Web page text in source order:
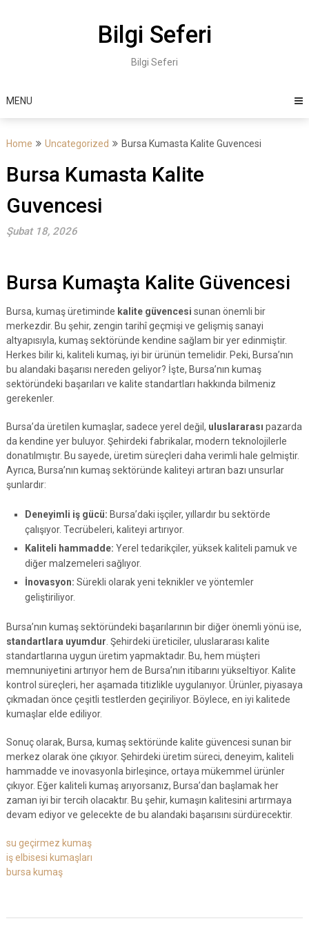
Bilgi Seferi
Bilgi Seferi
MENU
Home Uncategorized Bursa Kumasta Kalite Guvencesi
Bursa Kumasta Kalite
Guvencesi
Şubat 18, 2026
Bursa Kumaşta Kalite Güvencesi
Bursa, kumaş üretiminde kalite güvencesi sunan önemli bir
merkezdir. Bu şehir, zengin tarihî geçmişi ve gelişmiş sanayi
altyapısıyla, kumaş sektöründe kendine sağlam bir yer edinmiştir.
Herkes bilir ki, kaliteli kumaş, iyi bir ürünün temelidir. Peki, Bursa’nın
bu alandaki başarısı nereden geliyor? İşte, Bursa’nın kumaş
sektöründeki başarıları ve kalite standartları hakkında bilmeniz
gerekenler.
Bursa’da üretilen kumaşlar, sadece yerel değil, uluslararası pazarda
da kendine yer buluyor. Şehirdeki fabrikalar, modern teknolojilerle
donatılmıştır. Bu sayede, üretim süreçleri daha verimli hale gelmiştir.
Ayrıca, Bursa’nın kumaş sektöründe kaliteyi artıran bazı unsurlar
şunlardır:
Deneyimli iş gücü: Bursa’daki işçiler, yıllardır bu sektörde
çalışıyor. Tecrübeleri, kaliteyi artırıyor.
Kaliteli hammadde: Yerel tedarikçiler, yüksek kaliteli pamuk ve
diğer malzemeleri sağlıyor.
İnovasyon: Sürekli olarak yeni teknikler ve yöntemler
geliştiriliyor.
Bursa’nın kumaş sektöründeki başarılarının bir diğer önemli yönü ise,
standartlara uyumdur . Şehirdeki üreticiler, uluslararası kalite
standartlarına uygun üretim yapmaktadır. Bu, hem müşteri
memnuniyetini artırıyor hem de Bursa’nın itibarını yükseltiyor. Kalite
kontrol süreçleri, her aşamada titizlikle uygulanıyor. Ürünler, piyasaya
çıkmadan önce çeşitli testlerden geçiriliyor. Böylece, en iyi kalitede
kumaşlar elde ediliyor.
Sonuç olarak, Bursa, kumaş sektöründe kalite güvencesi sunan bir
merkez olarak öne çıkıyor. Şehirdeki üretim süreci, deneyim, kaliteli
hammadde ve inovasyonla birleşince, ortaya mükemmel ürünler
çıkıyor. Eğer kaliteli kumaş arıyorsanız, Bursa’dan başlamak her
zaman iyi bir tercih olacaktır. Bu şehir, kumaşın kalitesini artırmaya
devam ediyor ve gelecekte de bu alandaki başarısını sürdürecektir.
su geçirmez kumaş
iş elbisesi kumaşları
bursa kumaş